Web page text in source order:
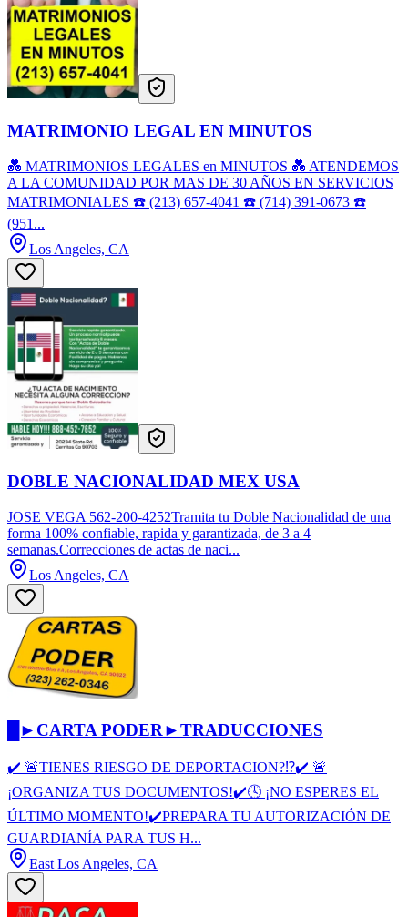
MATRIMONIO LEGAL EN MINUTOS
💑 MATRIMONIOS LEGALES en MINUTOS 💑 ATENDEMOS
A LA COMUNIDAD POR MAS DE 30 AÑOS EN SERVICIOS
MATRIMONIALES ☎️ (213) 657-4041 ☎️ (714) 391-0673 ☎️
(951...
Los Angeles, CA
DOBLE NACIONALIDAD MEX USA
JOSE VEGA 562-200-4252Tramita tu Doble Nacionalidad de una
forma 100% confiable, rapida y garantizada, de 3 a 4
semanas.Correcciones de actas de naci...
Los Angeles, CA
█►CARTA PODER►TRADUCCIONES
✔️️ 🚨TIENES RIESGO DE DEPORTACION?⁉️✔️ 🚨
¡ORGANIZA TUS DOCUMENTOS!✔️🕓 ¡NO ESPERES EL
ÚLTIMO MOMENTO!✔️PREPARA TU AUTORIZACIÓN DE
GUARDIANÍA PARA TUS H...
East Los Angeles, CA